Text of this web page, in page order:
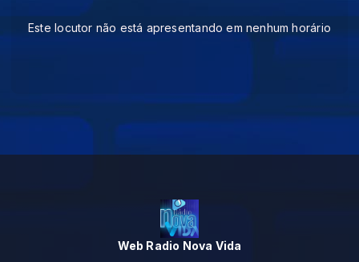
Este locutor não está apresentando em nenhum horário
Web Radio Nova Vida